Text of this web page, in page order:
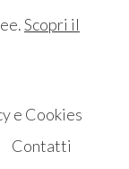
Scopri il
e Cookies
Contatti